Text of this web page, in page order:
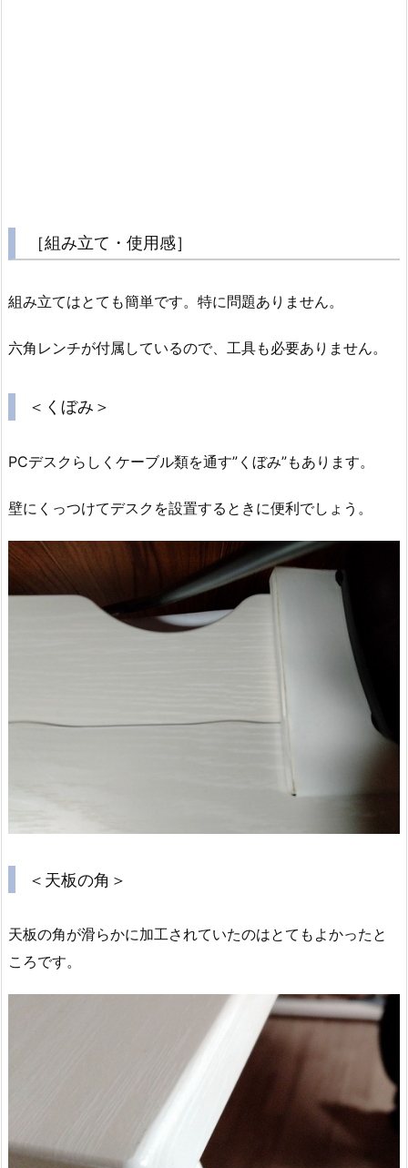
［組み立て・使用感］
組み立てはとても簡単です。特に問題ありません。
六角レンチが付属しているので、工具も必要ありません。
＜くぼみ＞
PCデスクらしくケーブル類を通す”くぼみ”もあります。
壁にくっつけてデスクを設置するときに便利でしょう。
＜天板の角＞
天板の角が滑らかに加工されていたのはとてもよかったと
ころです。